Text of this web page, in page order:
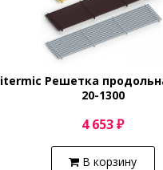
itermic Решетка
20-1300
4 653 ₽
В корзину